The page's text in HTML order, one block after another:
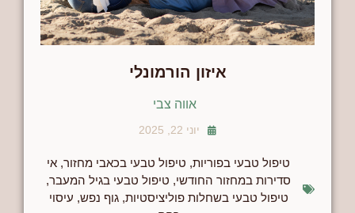
איזון הורמונלי
אווה צבי
יוני 22, 2025
טיפול טבעי בפוריות, טיפול טבעי בכאבי מחזור, אי
סדירות במחזור החודשי, טיפול טבעי בגיל המעבר,
טיפול טבעי בשחלות פוליציסטיות,גוף נפש, עיסוי